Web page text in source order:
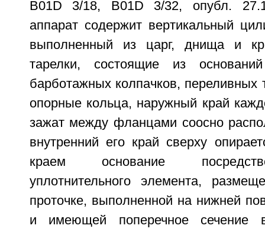
B01D 3/18, B01D 3/32, опубл.
аппарат содержит вертикальный
выполненный из царг, днища и
тарелки, состоящие из
барботажных колпачков, переливных
опорные кольца, наружный край
зажат между фланцами соосно
внутренний его край сверху
краем основание
уплотнительного элемента,
проточке, выполненной на нижней
и имеющей поперечное сечение